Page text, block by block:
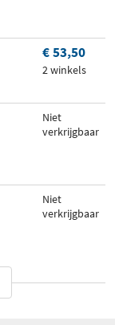
€ 53,50
2 winkels
Niet
verkrijgbaar
Niet
verkrijgbaar